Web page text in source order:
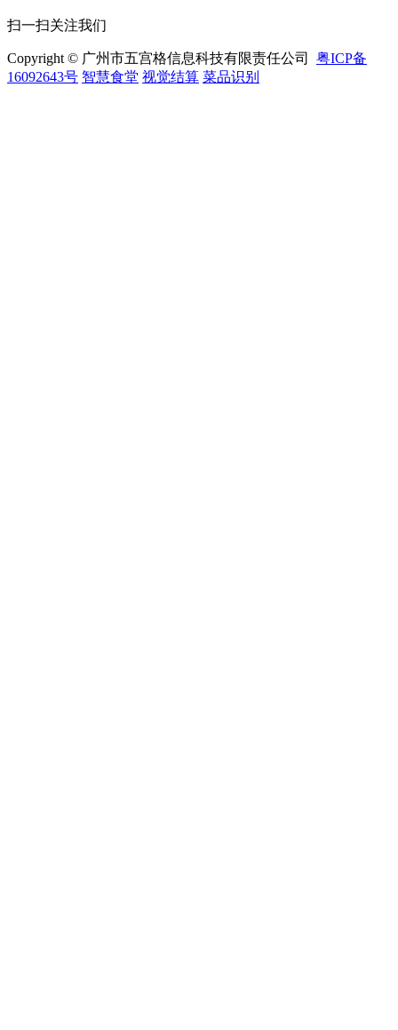
扫一扫关注我们
Copyright © 广州市五宫格信息科技有限责任公司 粤ICP备
16092643号 智慧食堂 视觉结算 菜品识别